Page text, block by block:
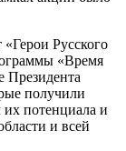
Русского
«Время
Президента
получили
потенциала и
и всей